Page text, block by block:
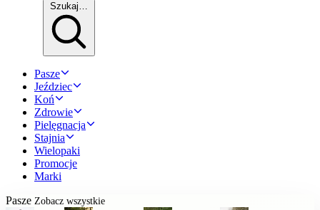
Szukaj…
Pasze
Jeździec
Koń
Zdrowie
Pielęgnacja
Stajnia
Wielopaki
Promocje
Marki
Pasze Zobacz wszystkie